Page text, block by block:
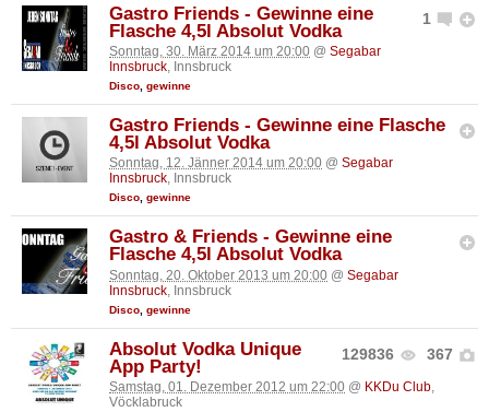
1
Gastro Friends - Gewinne eine
Flasche 4,5l Absolut Vodka
Sonntag, 30. März 2014 um 20:00 @ Segabar
Innsbruck, Innsbruck
Disco gewinne
Gastro Friends - Gewinne eine Flasche
4,5l Absolut Vodka
Sonntag, 12. Jänner 2014 um 20:00 @ Segabar
Innsbruck, Innsbruck
Disco, gewinne
Gastro & Friends - Gewinne eine
Flasche 4,5l Absolut Vodka
Sonntag, 20. Oktober 2013 um 20:00 @ Segabar
Innsbruck , Innsbruck
Disco gewinne
129836 367
Absolut Vodka Unique
App Party!
Samstag, 01. Dezember 2012 um 22:00 @ KKDu Club,
Vöcklabruck